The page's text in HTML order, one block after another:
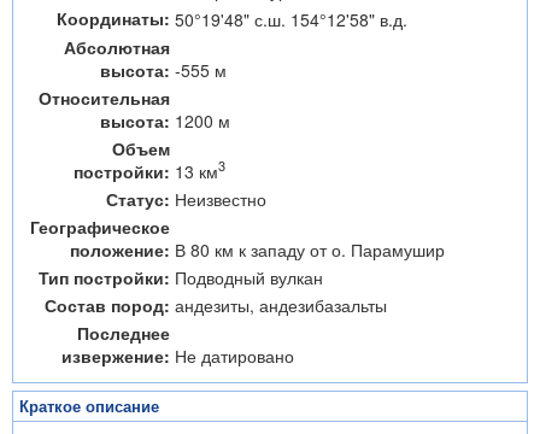
Координаты: 50°19'48" с.ш. 154°12'58" в.д.
Абсолютная
высота: -555 м
Относительная
высота: 1200 м
Объем
постройки: 13 км3
Статус: Неизвестно
Географическое
положение: В 80 км к западу от о. Парамушир
Тип постройки: Подводный вулкан
Состав пород: андезиты, андезибазальты
Последнее
извержение: Не датировано
Краткое описание